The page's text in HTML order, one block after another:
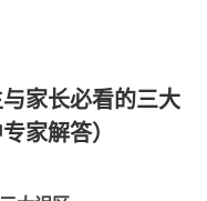
家长必看的三大
家解答）